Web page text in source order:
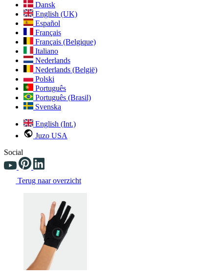
Dansk
English (UK)
Español
Français
Français (Belgique)
Italiano
Nederlands
Nederlands (België)
Polski
Português
Português (Brasil)
Svenska
English (Int.)
Juzo USA
Social
Terug naar overzicht